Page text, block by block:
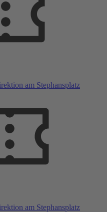
am Stephansplatz
am Stephansplatz